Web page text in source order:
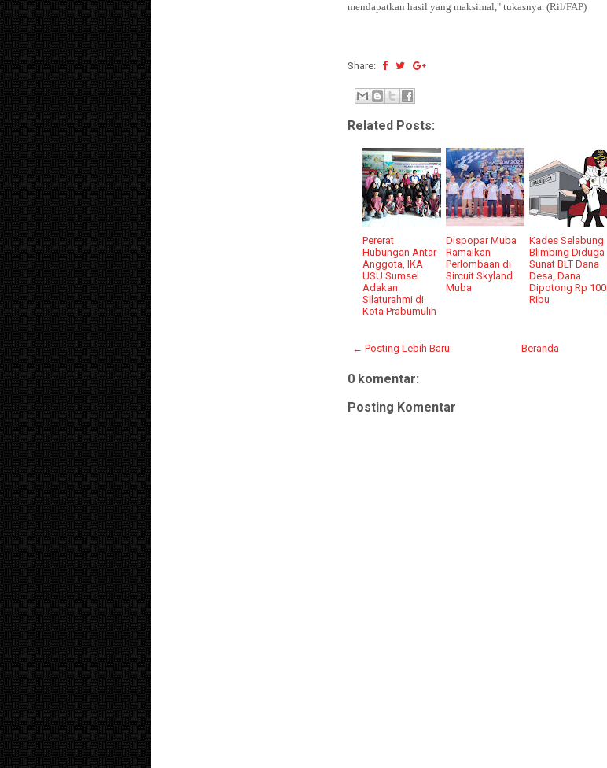
mendapatkan hasil yang maksimal," tukasnya. (Ril/FAP)
Share:
Related Posts:
Pererat
Hubungan Antar
Anggota, IKA
USU Sumsel
Adakan
Silaturahmi di
Kota Prabumulih
Dispopar Muba
Ramaikan
Perlombaan di
Sircuit Skyland
Muba
Kades Selabung
Blimbing Diduga
Sunat BLT Dana
Desa, Dana
Dipotong Rp 100
Ribu
← Posting Lebih Baru Beranda
0 komentar:
Posting Komentar